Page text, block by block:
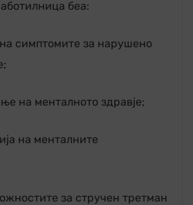
беа:
симптомите за нарушено
на менталното здравје;
на менталните
за стручен третман